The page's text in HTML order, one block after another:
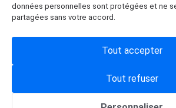
données personnelles sont protégées et ne
partagées sans votre accord.
Tout refuser
Tout accepter